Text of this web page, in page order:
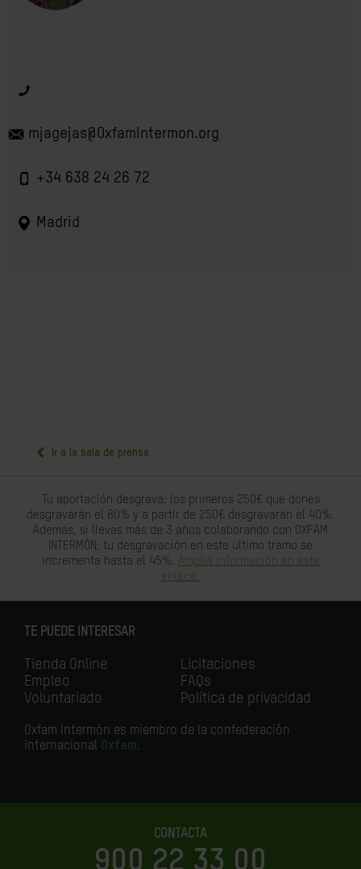
mjagejas@OxfamIntermon.org
+34 638 24 26 72
Madrid
Ir a la sala de prensa
Tu aportación desgrava: los primeros 250€ que dones
desgravarán el 80% y a partir de 250€ desgravarán el 40%.
Además, si llevas más de 3 años colaborando con OXFAM
INTERMÓN, tu desgravación en este último tramo se
incrementa hasta el 45%. Amplia información en este
enlace.
TE PUEDE INTERESAR
Tienda Online
Empleo
Voluntariado
Licitaciones
FAQs
Política de privacidad
Oxfam Intermón es miembro de la confederación
internacional Oxfam.
CONTACTA
900 22 33 00